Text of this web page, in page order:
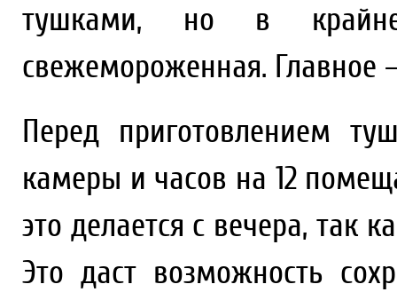
тушками, но в
свежемороженная. Главное
Перед приготовлением
камеры и часов на 12
это делается с вечера, так
Это даст возможность